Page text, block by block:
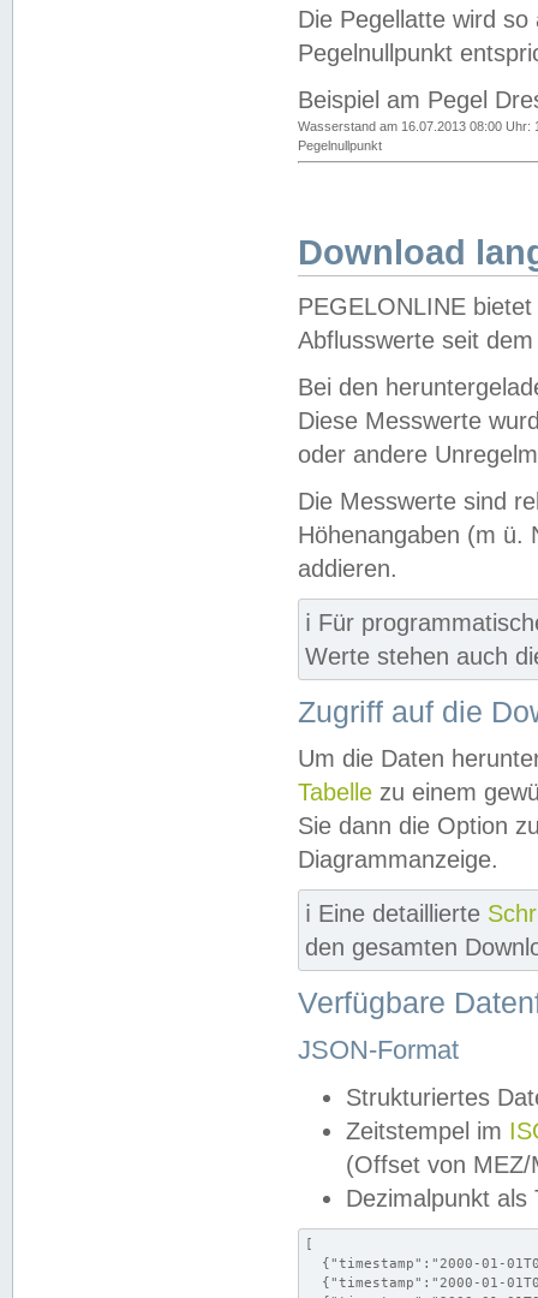
Die Pegellatte wird
Pegelnullpunkt
Beispiel am Pegel
Wasserstand am 16.07.2013 08:00 Uhr:
Pegelnullpunkt
Download
PEGELONLINE
Abflusswerte seit
Bei den
Diese Messwerte
oder andere
Die Messwerte sind
Höhenangaben (m ü.
addieren.
ℹ️ Für
Werte stehen auch
Zugriff auf die
Um die Daten
Tabelle zu einem
Sie dann die Option
Diagrammanzeige.
ℹ️ Eine detaillierte
den gesamten
Verfügbare
JSON-Format
Strukturiertes
Zeitstempel im
(Offset von MEZ/
Dezimalpunkt als
[
{"timestamp":"2000-01-
{"timestamp":"2000-01-